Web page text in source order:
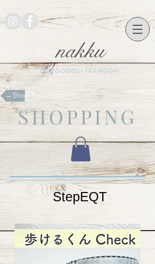
nakku
DOGGOODS+TEA ROOM
​←Shop Top
SHOPPING
​StepEQT